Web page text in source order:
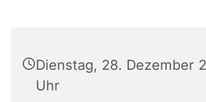
Dienstag, 28. Dezember
Uhr